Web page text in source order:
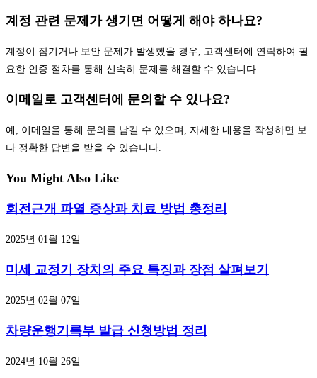
계정 관련 문제가 생기면 어떻게 해야 하나요?
계정이 잠기거나 보안 문제가 발생했을 경우, 고객센터에 연락하여 필
요한 인증 절차를 통해 신속히 문제를 해결할 수 있습니다.
이메일로 고객센터에 문의할 수 있나요?
예, 이메일을 통해 문의를 남길 수 있으며, 자세한 내용을 작성하면 보
다 정확한 답변을 받을 수 있습니다.
You Might Also Like
회전근개 파열 증상과 치료 방법 총정리
2025년 01월 12일
미세 교정기 장치의 주요 특징과 장점 살펴보기
2025년 02월 07일
차량운행기록부 발급 신청방법 정리
2024년 10월 26일